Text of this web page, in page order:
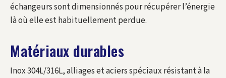
échangeurs sont dimensionnés pour récupérer l’énergie
là où elle est habituellement perdue.
Matériaux durables
Inox 304L/316L, alliages et aciers spéciaux résistant à la